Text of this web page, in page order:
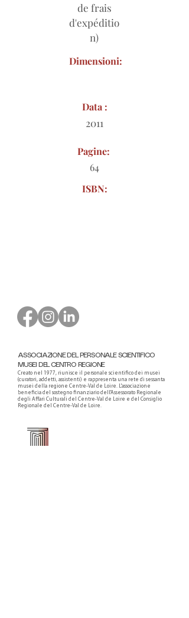
de frais
d'expéditio
n)
Dimensioni:
Data :
2011
Pagine:
64
ISBN:
ASSOCIAZIONE DEL PERSONALE SCIENTIFICO
MUSEI DEL CENTRO REGIONE
Creato nel 1977, riunisce il personale scientifico dei musei
(curatori, addetti, assistenti) e rappresenta una rete di sessanta
musei della regione Centre-Val de Loire. L'associazione
beneficia del sostegno finanziario dell'Assessorato Regionale
degli Affari Culturali del Centre-Val de Loire e del Consiglio
Regionale del Centre-Val de Loire.